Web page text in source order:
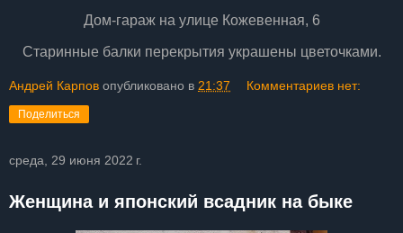
Дом-гараж на улице Кожевенная, 6
Старинные балки перекрытия украшены цветочками.
Андрей Карпов опубликовано в 21:37 Комментариев нет:
Поделиться
среда, 29 июня 2022 г.
Женщина и японский всадник на быке